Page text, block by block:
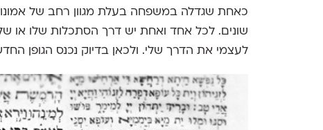
כאחת שגדלה במשפחה בעלת מגוון רחב של
שונים. לכל אחד ואחת יש דרך הסתכלות שלו או
לעצמי את הדרך שלי. ולכאן בדיוק נכנס הגופן